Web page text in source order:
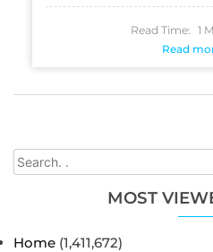
MOST
Home (1,411,672)
Read Time: 1
Read